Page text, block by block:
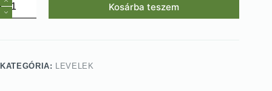
Kosárba teszem
KATEGÓRIA: LEVELEK